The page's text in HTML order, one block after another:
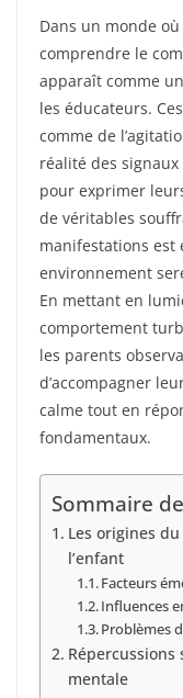
Dans un monde
comprendre le
apparaît comme
les éducateurs.
comme de
réalité des
pour exprimer
de véritables
manifestations
environnement
En mettant en
comportement
les parents
d’accompagner
calme tout en
fondamentaux.
Sommaire
Les origines
l’enfant
Facteurs
Influences
Problèmes
mentale